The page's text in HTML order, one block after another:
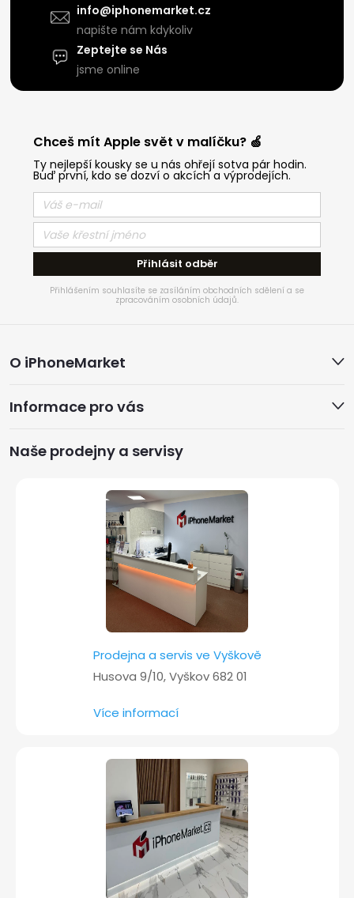
info@iphonemarket.cz
napište nám kdykoliv
Zeptejte se Nás
jsme online
Chceš mít Apple svět v malíčku? 🍏
Ty nejlepší kousky se u nás ohřejí sotva pár hodin.
Buď první, kdo se dozví o akcích a výprodejích.
Přihlásit odběr
Přihlášením souhlasíte se zasíláním obchodních sdělení a se
zpracováním osobních údajů.
á
p
a
O iPhoneMarket
Informace pro vás
Naše prodejny a servisy
Prodejna a servis ve Vyškově
Husova 9/10, Vyškov 682 01
Více informací